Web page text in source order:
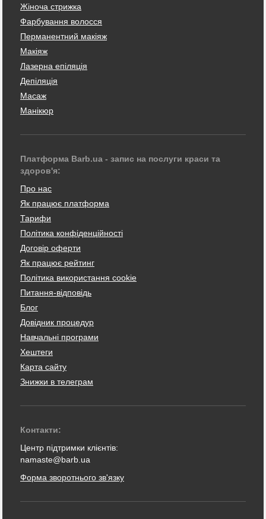
Жіноча стрижка
Фарбування волосся
Перманентний макіяж
Макіяж
Лазерна епіляція
Депіляція
Масаж
Манікюр
Платформа Barb.ua - запис на послуги краси та
здоров'я:
Про нас
Як працює платформа
Тарифи
Політика конфіденційності
Договір оферти
Як працює рейтинг
Політика використання cookie
Питання-відповідь
Блог
Довідник процедур
Навчальні програми
Хештеги
Карта сайту
Знижки в телеграм
Контакти:
Центр підтримки клієнтів:
namaste@barb.ua
Форма зворотнього зв'язку